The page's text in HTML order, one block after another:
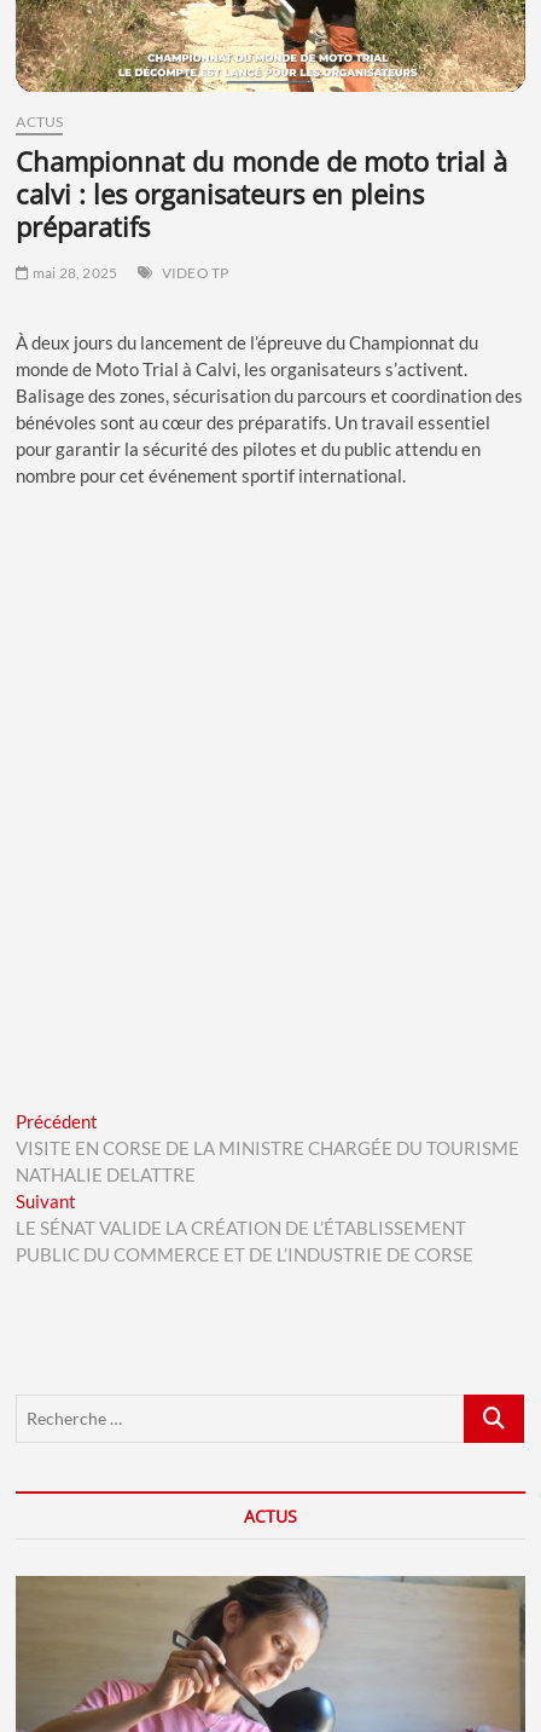
ACTUS
championnat du monde de moto trial à
calvi : les organisateurs en pleins
préparatifs
mai 28, 2025 VIDEO TP
À deux jours du lancement de l’épreuve du Championnat du
monde de Moto Trial à Calvi, les organisateurs s’activent.
Balisage des zones, sécurisation du parcours et coordination des
bénévoles sont au cœur des préparatifs. Un travail essentiel
pour garantir la sécurité des pilotes et du public attendu en
nombre pour cet événement sportif international.
Navigation
de
l’article
Précédent
post:
VISITE EN CORSE DE LA MINISTRE CHARGÉE DU TOURISME
NATHALIE DELATTRE
Suivant
post:
LE SÉNAT VALIDE LA CRÉATION DE L’ÉTABLISSEMENT
PUBLIC DU COMMERCE ET DE L’INDUSTRIE DE CORSE
ACTUS